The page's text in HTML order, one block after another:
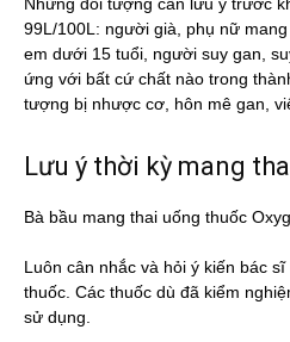
99L/100L: người già, phụ nữ
em dưới 15 tuổi, người suy gan,
ứng với bất cứ chất nào trong
tượng bị nhược cơ, hôn mê gan,
Lưu ý thời kỳ mang
Bà bầu mang thai uống thuốc
Luôn cân nhắc và hỏi ý kiến bác
thuốc. Các thuốc dù đã kiểm
sử dụng.